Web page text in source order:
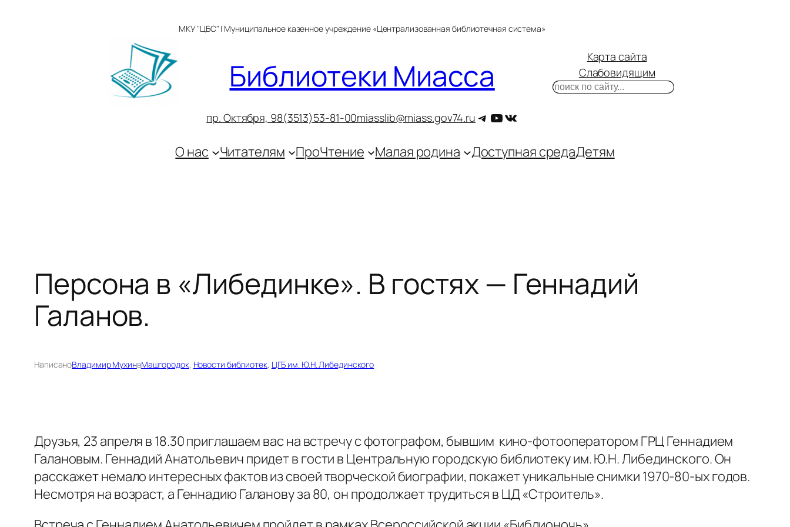
МКУ "ЦБС" | Муниципальное казенное учреждение «Централизованная библиотечная система»
Библиотеки Миасса
пр. Октября, 98(3513)53-81-00miasslib@miass.gov74.ru Telegram
YouTube
ВКонтакте
Карта сайта
Слабовидящим
Поиск
О нас Читателям ПроЧтение Малая родина Доступная средаДетям
Персона в «Либединке». В гостях — Геннадий
Галанов.
НаписаноВладимир МухинвМашгородок, Новости библиотек, ЦГБ им. Ю.Н. Либединского
Друзья, 23 апреля в 18.30 приглашаем вас на встречу с фотографом, бывшим кино-фотооператором ГРЦ Геннадием
Галановым. Геннадий Анатольевич придет в гости в Центральную городскую библиотеку им. Ю.Н. Либединского. Он
расскажет немало интересных фактов из своей творческой биографии, покажет уникальные снимки 1970-80-ых годов.
Несмотря на возраст, а Геннадию Галанову за 80, он продолжает трудиться в ЦД «Строитель».